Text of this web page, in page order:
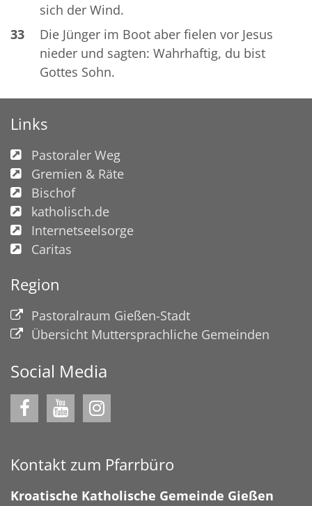
sich der Wind.
33
Die Jünger im Boot aber fielen vor Jesus
nieder und sagten: Wahrhaftig, du bist
Gottes Sohn.
Links
Pastoraler Weg
Gremien & Räte
Bischof
katholisch.de
Internetseelsorge
Caritas
Region
Pastoralraum Gießen-Stadt
Übersicht Muttersprachliche Gemeinden
Social Media
Kontakt zum Pfarrbüro
Kroatische Katholische Gemeinde Gießen